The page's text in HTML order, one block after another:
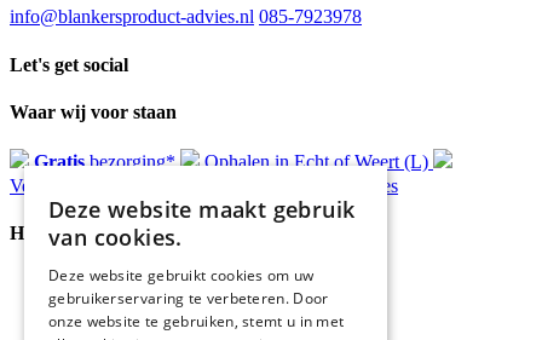
info@blankersproduct-advies.nl 085-7923978
Let's get social
Waar wij voor staan
Gratisbezorging*
Ophalen in Echt of Weert (L)
Verzonden
advies
Handige Links
Home
Klantenservice
Over ons
Deze website maakt gebruik
van cookies.
Deze website gebruikt cookies om uw
gebruikerservaring te verbeteren. Door
onze website te gebruiken, stemt u in met